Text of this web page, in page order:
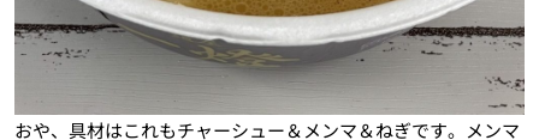
おや、具材はこれもチャーシュー＆メンマ＆ねぎです。メンマ